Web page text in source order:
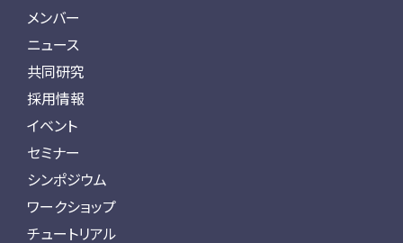
メンバー
ニュース
共同研究
採用情報
イベント
セミナー
シンポジウム
ワークショップ
チュートリアル